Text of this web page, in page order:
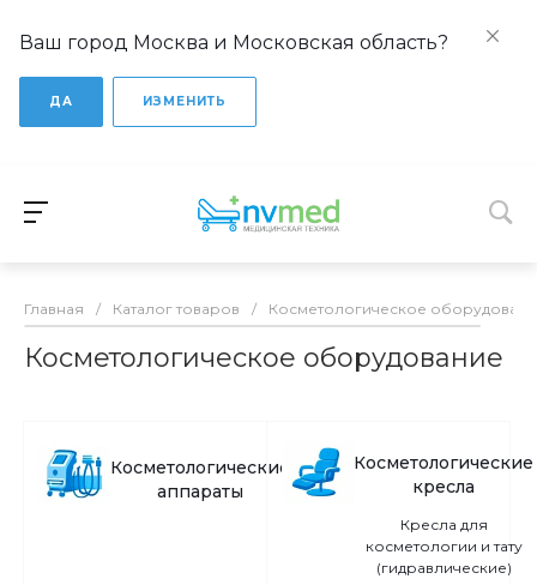
Ваш город Москва и Московская область?
ДА ИЗМЕНИТЬ
Главная / Каталог товаров / Косметологическое
Косметологическое оборудование
Косметологические
аппараты
Косметологические
кресла
Кресла для
косметологии и тату
(гидравлические)